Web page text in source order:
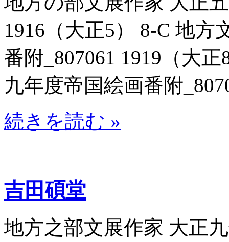
1916（大正5） 8-C 地方
番附_807061 1919（大
九年度帝国絵画番附
続きを読む »
吉田碩堂
地方之部文展作家 大正